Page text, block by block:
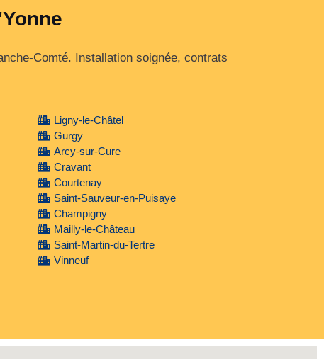
Installation soignée, contrats
Ligny-le-Châtel
Gurgy
Arcy-sur-Cure
Cravant
Courtenay
Saint-Sauveur-en-Puisaye
Champigny
Mailly-le-Château
Saint-Martin-du-Tertre
Vinneuf